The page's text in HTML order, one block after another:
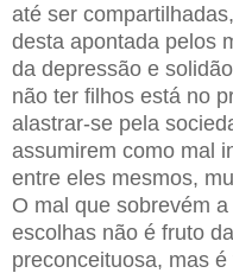
até ser
desta apontada pelos
da depressão e
não ter filhos está no
alastrar-se pela
assumirem como mal
entre eles mesmos,
O mal que sobrevém
escolhas não é fruto
preconceituosa, mas